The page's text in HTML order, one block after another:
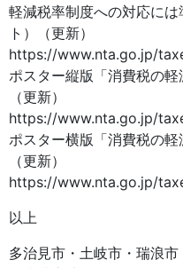
軽減税率制度への対応に
ト）（更新）
https://www.nta.go.jp/
ポスター縦版「消費税の軽
（更新）
https://www.nta.go.jp/
ポスター横版「消費税の軽
（更新）
https://www.nta.go.jp/
以上
多治見市・土岐市・瑞浪